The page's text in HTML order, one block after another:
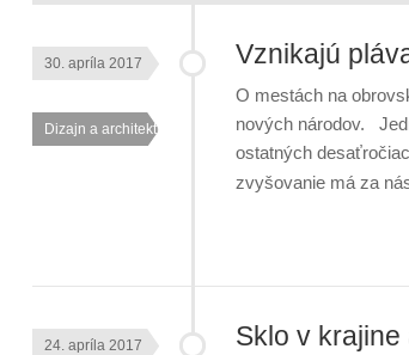
Vznikajú
30. apríla 2017
Dizajn a architektúra
O mestách na
nových národov.
ostatných
zvyšovanie má za
Sklo v
24. apríla 2017